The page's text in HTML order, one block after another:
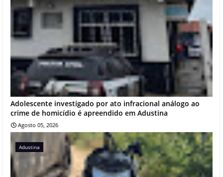
Adolescente investigado por ato infracional análogo ao
crime de homicídio é apreendido em Adustina
Agosto 05, 2026
Adustina